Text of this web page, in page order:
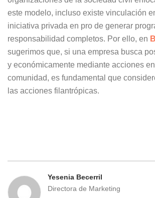
este modelo, incluso existe vinculación
iniciativa privada en pro de generar
responsabilidad completos. Por ello, en
sugerimos que, si una empresa busca
y económicamente mediante acciones
comunidad, es fundamental que
las acciones filantrópicas.
Yesenia Becerril
Directora de Marketing